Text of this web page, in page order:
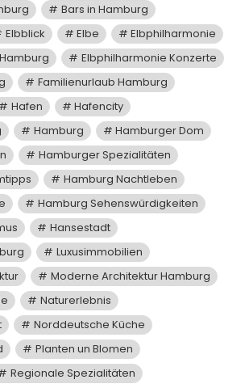
Bars in Hamburg
Elbblick Elbe
Elbphilharmonie
Elbphilharmonie Konzerte
Familienurlaub Hamburg
Hafen
Hafencity
Hamburg
Hamburger Dom
Hamburger Spezialitäten
Hamburg Nachtleben
Hamburg Sehenswürdigkeiten
Hansestadt
Luxusimmobilien
Moderne Architektur Hamburg
Naturerlebnis
Norddeutsche Küche
Planten un Blomen
Regionale Spezialitäten